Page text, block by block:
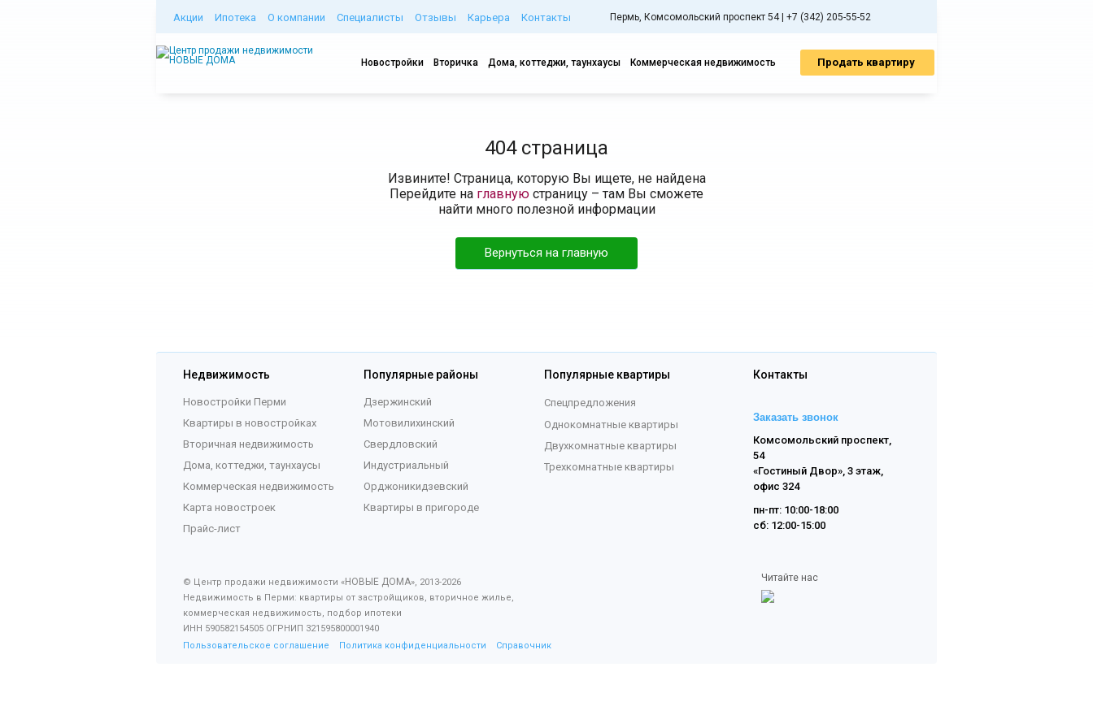
Акции Ипотека О компании Специалисты Отзывы Карьера Контакты Пермь, Комсомольский проспект 54 | +7 (342) 205-55-52
Новостройки Вторичка Дома, коттеджи, таунхаусы Коммерческая недвижимость Продать квартиру
404 страница
Извините! Страница, которую Вы ищете, не найдена
Перейдите на главную страницу – там Вы сможете
найти много полезной информации
Вернуться на главную
Недвижимость
Новостройки Перми
Квартиры в новостройках
Вторичная недвижимость
Дома, коттеджи, таунхаусы
Коммерческая недвижимость
Карта новостроек
Прайс-лист
Популярные районы
Дзержинский
Мотовилихинский
Свердловский
Индустриальный
Орджоникидзевский
Квартиры в пригороде
Популярные квартиры
Спецпредложения
Однокомнатные квартиры
Двухкомнатные квартиры
Трехкомнатные квартиры
Контакты
Заказать звонок
Комсомольский проспект,
54
«Гостиный Двор», 3 этаж,
офис 324
пн-пт: 10:00-18:00
сб: 12:00-15:00
© Центр продажи недвижимости «НОВЫЕ ДОМА», 2013-2026
Недвижимость в Перми: квартиры от застройщиков, вторичное жилье,
коммерческая недвижимость, подбор ипотеки
ИНН 590582154505 ОГРНИП 321595800001940
Пользовательское соглашение
Политика конфиденциальности Справочник
Читайте нас